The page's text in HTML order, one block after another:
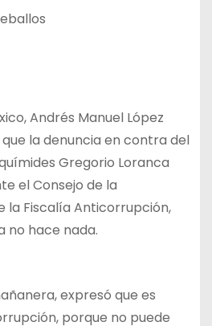
Andrés Manuel López
la denuncia en contra del
Gregorio Loranca
el Consejo de la
la Fiscalía Anticorrupción,
no hace nada.
expresó que es
porque no puede